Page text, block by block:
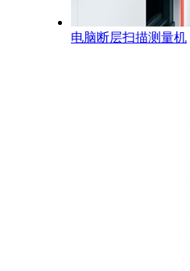
电脑断层扫描测量机